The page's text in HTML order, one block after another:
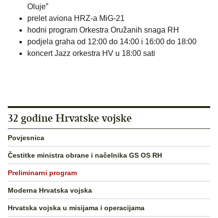
Oluje”
prelet aviona HRZ-a MiG-21
hodni program Orkestra Oružanih snaga RH
podjela graha od 12:00 do 14:00 i 16:00 do 18:00
koncert Jazz orkestra HV u 18:00 sati
32 godine Hrvatske vojske
Povjesnica
Čestitke ministra obrane i načelnika GS OS RH
Preliminarni program
Moderna Hrvatska vojska
Hrvatska vojska u misijama i operacijama